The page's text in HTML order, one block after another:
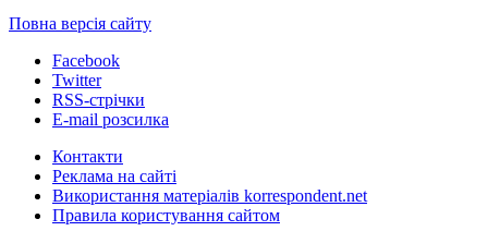
Повна версія сайту
Facebook
Twitter
RSS-стрічки
E-mail розсилка
Контакти
Реклама на сайті
Використання матеріалів korrespondent.net
Правила користування сайтом